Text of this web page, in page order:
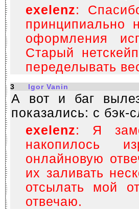
exelenz:
оформления
Старый
переделывать
3 Igor Vanin
А вот и баг
показались: с бэк-
exelenz: Я
накопилось
онлайновую
их заливать
отсылать мой
отвечаю.